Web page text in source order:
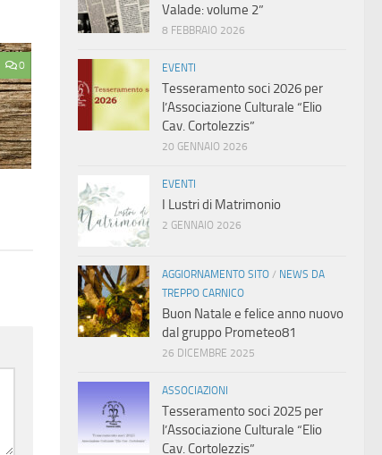
0
Valade: volume 2”
8 FEBBRAIO 2026
EVENTI
Tesseramento soci 2026 per
l’Associazione Culturale “Elio
Cav. Cortolezzis”
20 GENNAIO 2026
EVENTI
I Lustri di Matrimonio
2 GENNAIO 2026
AGGIORNAMENTO SITO / NEWS DA
TREPPO CARNICO
Buon Natale e felice anno nuovo
dal gruppo Prometeo81
26 DICEMBRE 2025
ASSOCIAZIONI
Tesseramento soci 2025 per
l’Associazione Culturale “Elio
Cav. Cortolezzis”